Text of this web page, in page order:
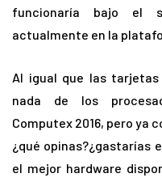
funcionaría bajo el
actualmente en la
Al igual que las tarjetas
nada de los
Computex 2016, pero ya
¿qué opinas?¿gastarías
el mejor hardware